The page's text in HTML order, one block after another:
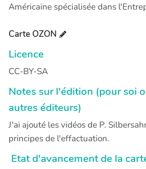
Américaine spécialisée dans
Carte OZON
Licence
CC-BY-SA
Notes sur l'édition (pour soi
autres éditeurs)
J'ai ajouté les vidéos de P.
principes de l'effactuation.
Etat d'avancement de la